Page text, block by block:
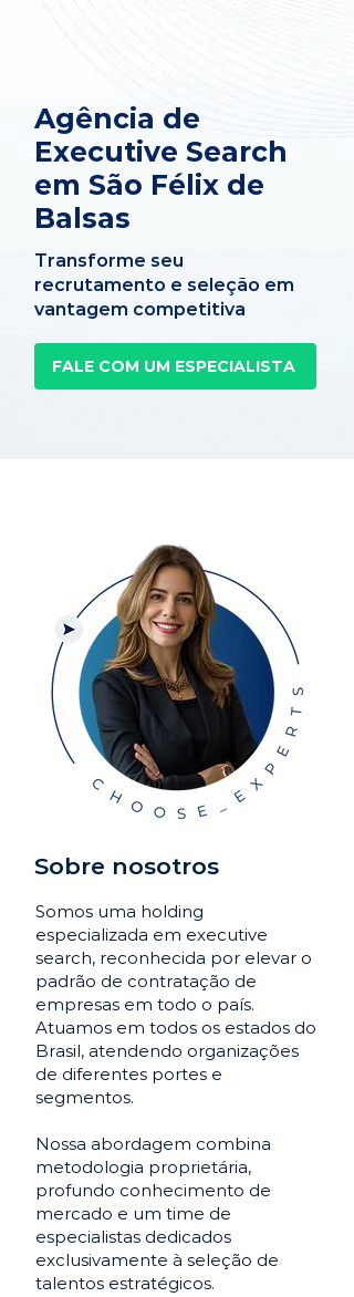
Agência de
Executive Search
em São Félix de
Balsas
Transforme seu
recrutamento e seleção em
vantagem competitiva
FALE COM UM ESPECIALISTA
Sobre nosotros
Somos uma holding
especializada em executive
search, reconhecida por elevar o
padrão de contratação de
empresas em todo o país.
Atuamos em todos os estados do
Brasil, atendendo organizações
de diferentes portes e
segmentos.
Nossa abordagem combina
metodologia proprietária,
profundo conhecimento de
mercado e um time de
especialistas dedicados
exclusivamente à seleção de
talentos estratégicos.